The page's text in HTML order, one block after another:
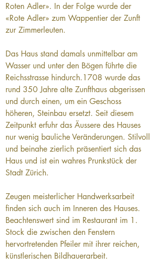
Roten Adler». In der Folge wurde der
«Rote Adler» zum Wappentier der Zunft
zur Zimmerleuten.
Das Haus stand damals unmittelbar am
Wasser und unter den Bögen führte die
Reichsstrasse hindurch.1708 wurde das
rund 350 Jahre alte Zunfthaus abgerissen
und durch einen, um ein Geschoss
höheren, Steinbau ersetzt. Seit diesem
Zeitpunkt erfuhr das Äussere des Hauses
nur wenig bauliche Veränderungen. Stilvoll
und beinahe zierlich präsentiert sich das
Haus und ist ein wahres Prunkstück der
Stadt Zürich.
Zeugen meisterlicher Handwerksarbeit
finden sich auch im Inneren des Hauses.
Beachtenswert sind im Restaurant im 1.
Stock die zwischen den Fenstern
hervortretenden Pfeiler mit ihrer reichen,
künstlerischen Bildhauerarbeit.